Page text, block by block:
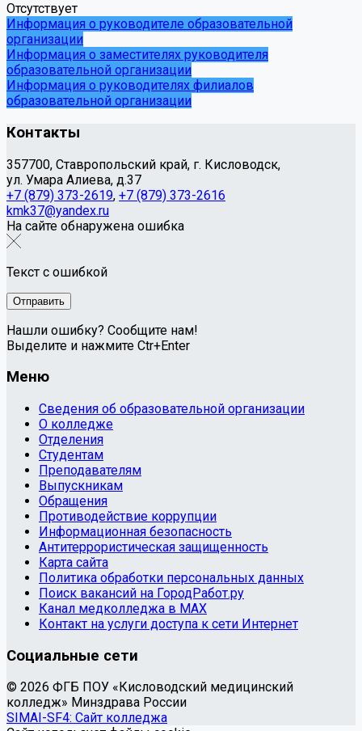
Отсутствует
Информация о руководителе образовательной
организации
Информация о заместителях руководителя
образовательной организации
Информация о руководителях филиалов
образовательной организации
Контакты
357700, Ставропольский край, г. Кисловодск,
ул. Умара Алиева, д.37
+7 (879) 373-2619, +7 (879) 373-2616
kmk37@yandex.ru
На сайте обнаружена ошибка
Текст с ошибкой
Нашли ошибку? Сообщите нам!
Выделите и нажмите Ctr+Enter
Меню
Сведения об образовательной организации
О колледже
Отделения
Студентам
Преподавателям
Выпускникам
Обращения
Противодействие коррупции
Информационная безопасность
Антитеррористическая защищенность
Карта сайта
Политика обработки персональных данных
Поиск вакансий на ГородРабот.ру
Канал медколледжа в MAX
Контакт на услуги доступа к сети Интернет
Социальные сети
© 2026 ФГБ ПОУ «Кисловодский медицинский
колледж» Минздрава России
SIMAI-SF4: Сайт колледжа